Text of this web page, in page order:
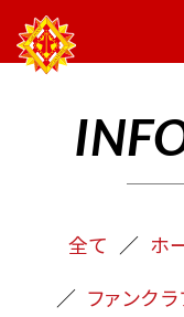
全て ホ
ファンク